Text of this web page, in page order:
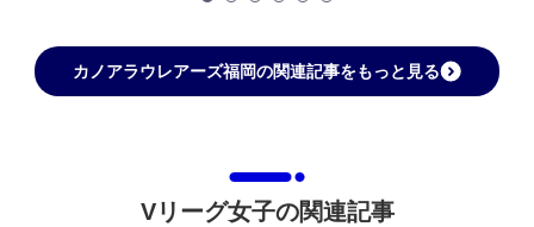
カノアラウレアーズ福岡の関連記事をもっと見る
Vリーグ女子の関連記事